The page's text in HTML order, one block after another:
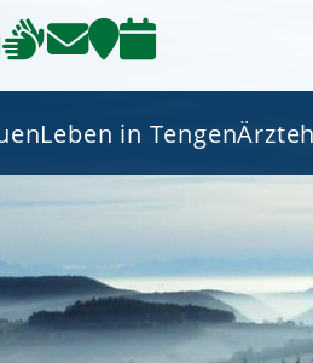
Leben in Tengen